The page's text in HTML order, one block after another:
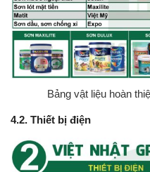
Bảng vật liệu hoàn
4.2. Thiết bị điện